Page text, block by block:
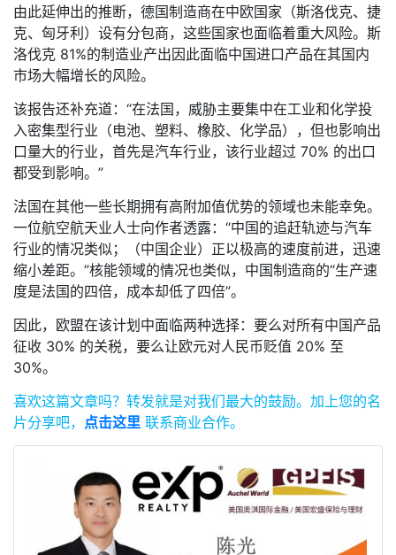
由此延伸出的推断，德国制造商在中欧国家（斯洛伐克、捷
克、匈牙利）设有分包商，这些国家也面临着重大风险。斯
洛伐克 81%的制造业产出因此面临中国进口产品在其国内
市场大幅增长的风险。
该报告还补充道：“在法国，威胁主要集中在工业和化学投
入密集型行业（电池、塑料、橡胶、化学品），但也影响出
口量大的行业，首先是汽车行业，该行业超过 70% 的出口
都受到影响。”
法国在其他一些长期拥有高附加值优势的领域也未能幸免。
一位航空航天业人士向作者透露：“中国的追赶轨迹与汽车
行业的情况类似；（中国企业）正以极高的速度前进，迅速
缩小差距。”核能领域的情况也类似，中国制造商的“生产速
度是法国的四倍，成本却低了四倍”。
因此，欧盟在该计划中面临两种选择：要么对所有中国产品
征收 30% 的关税，要么让欧元对人民币贬值 20% 至
30%。
喜欢这篇文章吗？ 转发就是对我们最大的鼓励。 加上您的名
片分享吧， 点击这里 联系商业合作。